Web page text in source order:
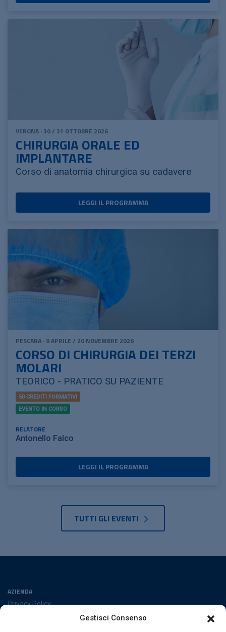
Gestisci Consenso
VERONA · 30 / 31 OTTOBRE 2026
CHIRURGIA ORALE ED
IMPLANTARE
Corso di anatomia chirurgica su cadavere
LEGGI IL PROGRAMMA
PESCARA · 9 APRILE / 20 NOVEMBRE 2026
CORSO DI CHIRURGIA DEI TERZI
MOLARI
TEORICO - PRATICO SU PAZIENTE
50 CREDITI FORMATIVI
EVENTO IN CORSO
RELATORE
Antonello Falco
LEGGI IL PROGRAMMA
TUTTI GLI EVENTI
AZIENDA
Privacy Policy